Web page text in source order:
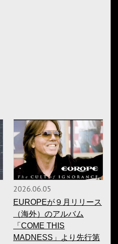
2026.06.05
EUROPEが９月リリース
（海外）のアルバム
「COME THIS
MADNESS」より先行第